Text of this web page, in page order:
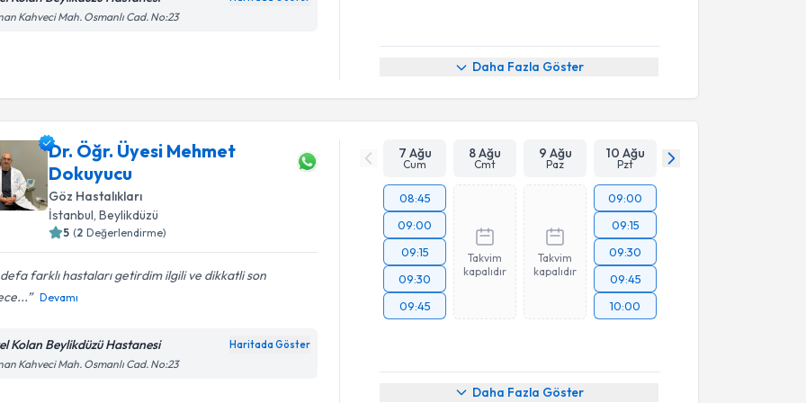
Kahveci Mah. Osmanlı Cad. No:23
Daha Fazla Göster
Dr. Öğr. Üyesi Mehmet
Dokuyucu
Göz Hastalıkları
İstanbul , Beylikdüzü
5 (2 Değerlendirme)
farklı hastaları getirdim ilgili ve dikkatli son
Devamı
Kolan Beylikdüzü Hastanesi Haritada Göster
Kahveci Mah. Osmanlı Cad. No:23
7 Ağu
Cum
8 Ağu
Cmt
9 Ağu
Paz
10 Ağu
Pzt
08:45
09:00
09:15
09:30
09:45
Takvim
kapalıdır
Takvim
kapalıdır
09:00
09:15
09:30
09:45
10:00
Daha Fazla Göster